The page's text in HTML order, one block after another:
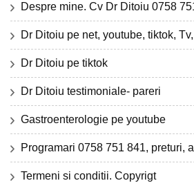
Despre mine. Cv Dr Ditoiu 0758
Dr Ditoiu pe net, youtube, tiktok,
Dr Ditoiu pe tiktok
Dr Ditoiu testimoniale- pareri
Gastroenterologie pe youtube
Programari 0758 751 841, preturi,
Termeni si conditii. Copyrigt